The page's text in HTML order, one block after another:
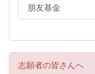
朋友基金
志願者の皆さんへ